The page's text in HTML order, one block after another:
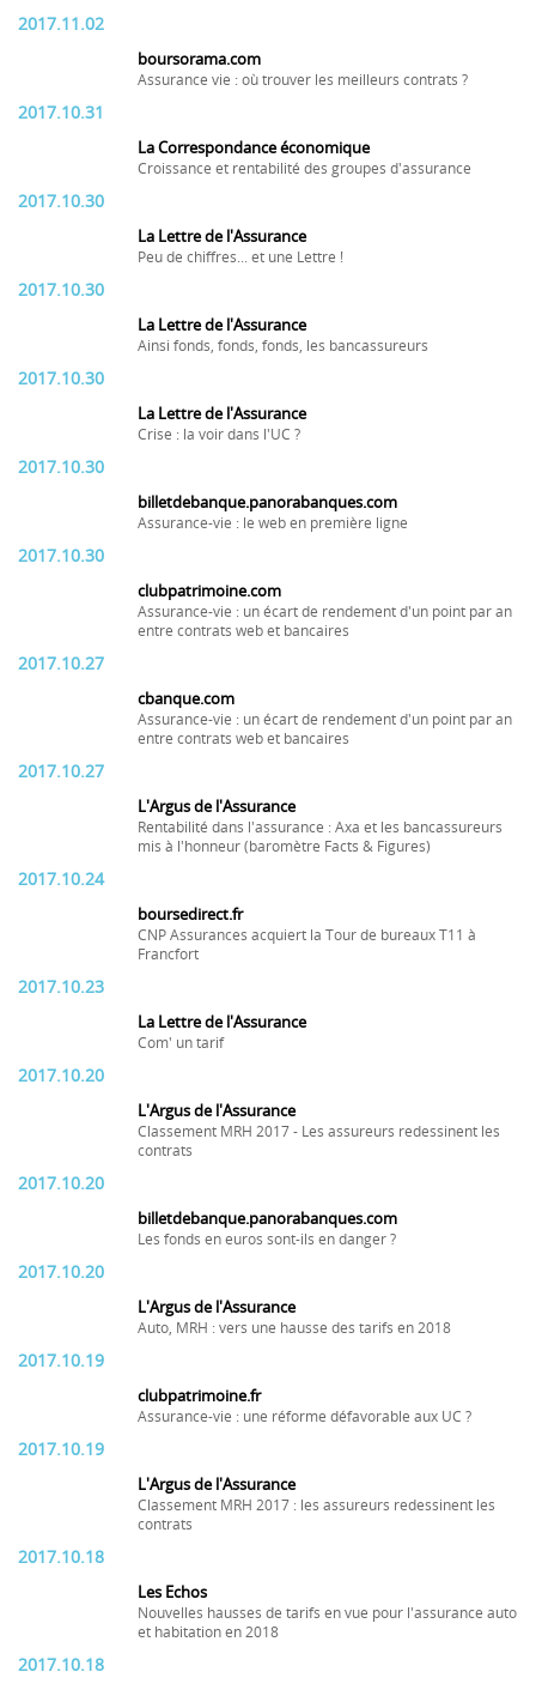
2017.11.02
boursorama.com
Assurance vie : où trouver les meilleurs contrats ?
2017.10.31
La Correspondance économique
Croissance et rentabilité des groupes d'assurance
2017.10.30
La Lettre de l'Assurance
Peu de chiffres... et une Lettre !
2017.10.30
La Lettre de l'Assurance
Ainsi fonds, fonds, fonds, les bancassureurs
2017.10.30
La Lettre de l'Assurance
Crise : la voir dans l'UC ?
2017.10.30
billetdebanque.panorabanques.com
Assurance-vie : le web en première ligne
2017.10.30
clubpatrimoine.com
Assurance-vie : un écart de rendement d'un point par an
entre contrats web et bancaires
2017.10.27
cbanque.com
Assurance-vie : un écart de rendement d'un point par an
entre contrats web et bancaires
2017.10.27
L'Argus de l'Assurance
Rentabilité dans l'assurance : Axa et les bancassureurs
mis à l'honneur (baromètre Facts & Figures)
2017.10.24
boursedirect.fr
CNP Assurances acquiert la Tour de bureaux T11 à
Francfort
2017.10.23
La Lettre de l'Assurance
Com' un tarif
2017.10.20
L'Argus de l'Assurance
Classement MRH 2017 - Les assureurs redessinent les
contrats
2017.10.20
billetdebanque.panorabanques.com
Les fonds en euros sont-ils en danger ?
2017.10.20
L'Argus de l'Assurance
Auto, MRH : vers une hausse des tarifs en 2018
2017.10.19
clubpatrimoine.fr
Assurance-vie : une réforme défavorable aux UC ?
2017.10.19
L'Argus de l'Assurance
Classement MRH 2017 : les assureurs redessinent les
contrats
2017.10.18
Les Echos
Nouvelles hausses de tarifs en vue pour l'assurance auto
et habitation en 2018
2017.10.18